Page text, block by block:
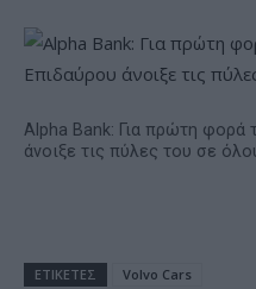
Alpha Bank: Για πρώτη φορά
άνοιξε τις πύλες του σε
ΕΤΙΚΕΤΕΣ Volvo Cars